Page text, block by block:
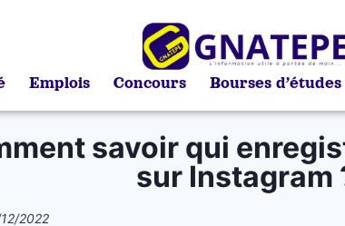
Emplois Concours Bourses d’études
savoir qui
sur Instagram
2022